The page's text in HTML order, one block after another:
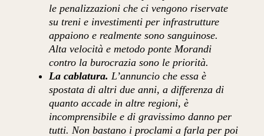
le penalizzazioni che ci vengono riservate
su treni e investimenti per infrastrutture
appaiono e realmente sono sanguinose.
Alta velocità e metodo ponte Morandi
contro la burocrazia sono le priorità.
La cablatura. L’annuncio che essa è
spostata di altri due anni, a differenza di
quanto accade in altre regioni, è
incomprensibile e di gravissimo danno per
tutti. Non bastano i proclami a farla per poi